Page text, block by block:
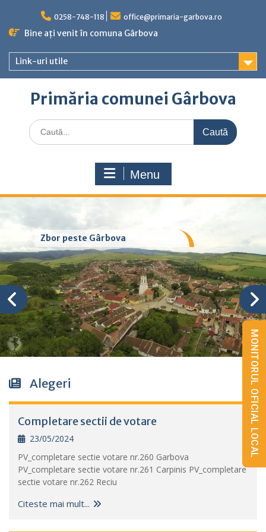
content
0258-748-118 office@primaria-garbova.ro
Bine ați venit în comuna Gârbova
Link-uri utile
Primăria comunei Gârbova
Caută
for:
Menu
Zbor peste Gârbova
Alegeri
Completare sectii de votare
23/05/2024
PV_completare sectie votare nr.260 Garbova
PV_completare sectie votare nr.261 Carpinis PV_completare
sectie votare nr.262 Reciu
Citeste mai mult...
MONITORUL OFICIAL LOCAL